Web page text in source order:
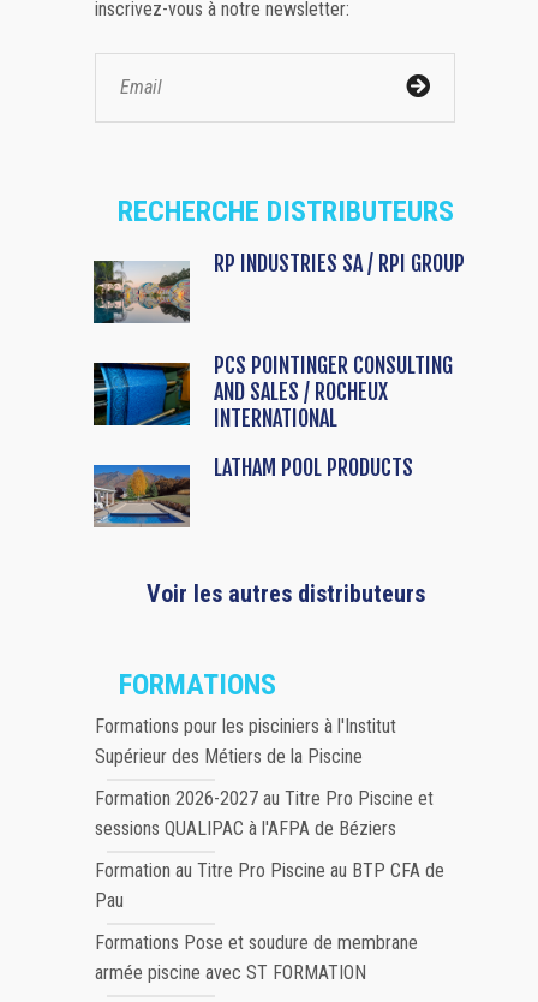
inscrivez-vous à notre newsletter:
RECHERCHE DISTRIBUTEURS
RP INDUSTRIES SA / RPI GROUP
PCS POINTINGER CONSULTING
AND SALES / ROCHEUX
INTERNATIONAL
LATHAM POOL PRODUCTS
Voir les autres distributeurs
FORMATIONS
Formations pour les pisciniers à l'Institut
Supérieur des Métiers de la Piscine
Formation 2026-2027 au Titre Pro Piscine et
sessions QUALIPAC à l'AFPA de Béziers
Formation au Titre Pro Piscine au BTP CFA de
Pau
Formations Pose et soudure de membrane
armée piscine avec ST FORMATION